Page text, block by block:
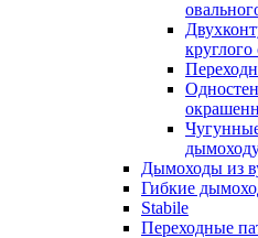
Дымоходы из
Гибкие
Stabile
Переходные